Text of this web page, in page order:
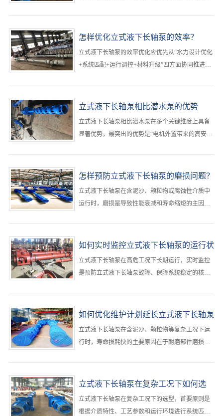
性大修；但在含腐蚀性介质、含固颗粒等高危工况
怎样优化立式液下长轴泵的效率？
​立式液下长轴泵的效率优化应优先从“水力设计优化
+系统匹配+运行调控+材料升级”四方面协同推进，‌
失，同时优化立式液下长轴泵吸入条件与管路系
立式液下长轴泵相比潜水泵的优势
立式液下长轴泵相比潜水泵在多个关键维度上具备
显著优势，‌最突出的优势是“电机外置带来的高安全
并支持在线检修与局部更换，大幅降低立式液下长
怎样预防立式液下长轴泵的磨损问题？
立式液下长轴泵在含泥沙、颗粒物或腐蚀性介质中
运行时，磨损是导致性能衰减和寿命缩短的主因。‌
击，延长立式液下长轴泵关键部件使用寿命‌。···
如何实时监控立式液下长轴泵的运行状
态？
立式液下长轴泵在高危工况下长期运行，实时监控
是预防立式液下长轴泵故障、保障系统稳定的核心
液位、温度、电流等关键参数的24小时在线监测，
如何优化维护计划延长立式液下长轴泵
寿命？
立式液下长轴泵在含泥沙、颗粒物等复杂工况下运
行时，寿命损耗快的主要原因在于‌耐磨部件磨损、
有效的策略是建立基于工况特征的差异化维护计
立式液下长轴泵在复杂工况下如何选
型？ ​
立式液下长轴泵在复杂工况下的选型，‌首要原则是
根据介质特性、工艺参数和运行环境进行系统匹